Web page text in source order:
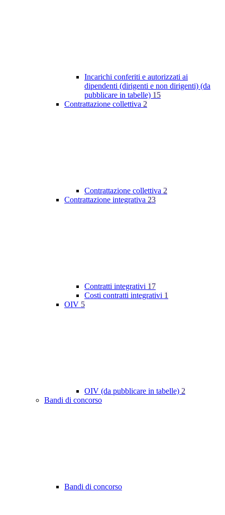
Incarichi conferiti e autorizzati ai
dipendenti (dirigenti e non dirigenti) (da
pubblicare in tabelle) 15
Contrattazione collettiva 2
Contrattazione collettiva 2
Contrattazione integrativa 23
Contratti integrativi 17
Costi contratti integrativi 1
OIV 5
OIV (da pubblicare in tabelle) 2
Bandi di concorso
Bandi di concorso